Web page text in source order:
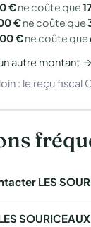
€ne coûte que
€ne coûte que
€ne coûte que
autre montant →
: le reçu fiscal
LES
SOURICEAUX